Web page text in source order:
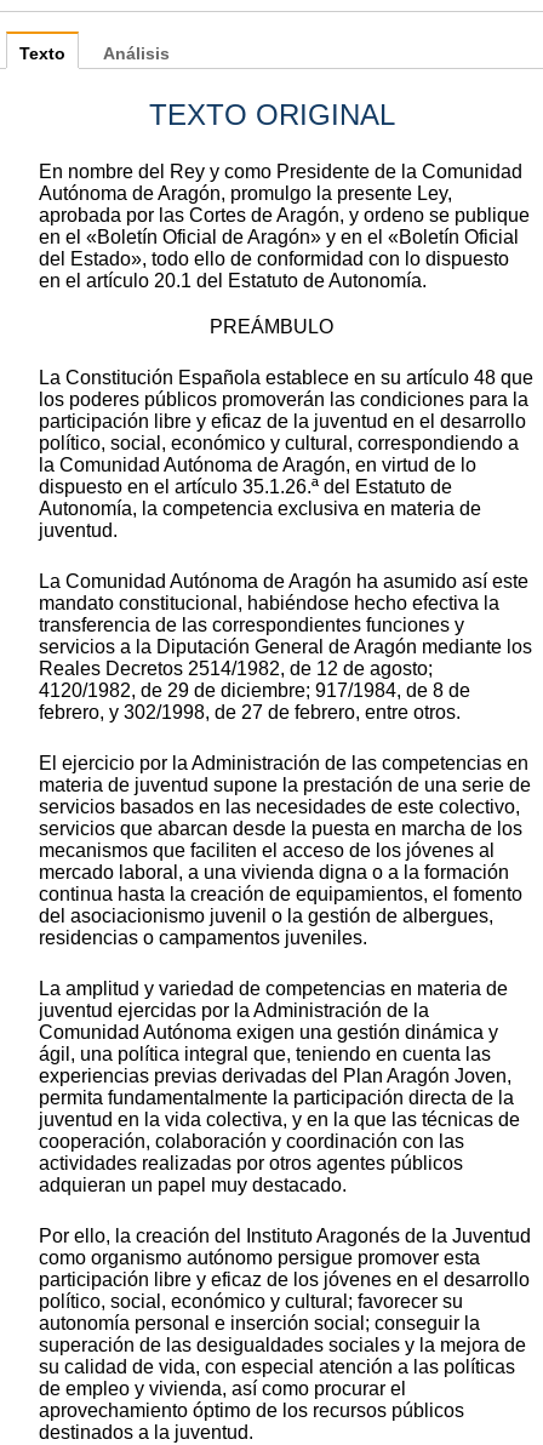
Texto
TEXTO ORIGINAL
En nombre del Rey y como Presidente de la Comunidad
Autónoma de Aragón, promulgo la presente Ley,
aprobada por las Cortes de Aragón, y ordeno se publique
en el «Boletín Oficial de Aragón» y en el «Boletín Oficial
del Estado», todo ello de conformidad con lo dispuesto
en el artículo 20.1 del Estatuto de Autonomía.
PREÁMBULO
La Constitución Española establece en su artículo 48 que
los poderes públicos promoverán las condiciones para la
participación libre y eficaz de la juventud en el desarrollo
político, social, económico y cultural, correspondiendo a
la Comunidad Autónoma de Aragón, en virtud de lo
dispuesto en el artículo 35.1.26.ª del Estatuto de
Autonomía, la competencia exclusiva en materia de
juventud.
La Comunidad Autónoma de Aragón ha asumido así este
mandato constitucional, habiéndose hecho efectiva la
transferencia de las correspondientes funciones y
servicios a la Diputación General de Aragón mediante los
Reales Decretos 2514/1982, de 12 de agosto;
4120/1982, de 29 de diciembre; 917/1984, de 8 de
febrero, y 302/1998, de 27 de febrero, entre otros.
El ejercicio por la Administración de las competencias en
materia de juventud supone la prestación de una serie de
servicios basados en las necesidades de este colectivo,
servicios que abarcan desde la puesta en marcha de los
mecanismos que faciliten el acceso de los jóvenes al
mercado laboral, a una vivienda digna o a la formación
continua hasta la creación de equipamientos, el fomento
del asociacionismo juvenil o la gestión de albergues,
residencias o campamentos juveniles.
La amplitud y variedad de competencias en materia de
juventud ejercidas por la Administración de la
Comunidad Autónoma exigen una gestión dinámica y
ágil, una política integral que, teniendo en cuenta las
experiencias previas derivadas del Plan Aragón Joven,
permita fundamentalmente la participación directa de la
juventud en la vida colectiva, y en la que las técnicas de
cooperación, colaboración y coordinación con las
actividades realizadas por otros agentes públicos
adquieran un papel muy destacado.
Por ello, la creación del Instituto Aragonés de la Juventud
como organismo autónomo persigue promover esta
participación libre y eficaz de los jóvenes en el desarrollo
político, social, económico y cultural; favorecer su
autonomía personal e inserción social; conseguir la
superación de las desigualdades sociales y la mejora de
su calidad de vida, con especial atención a las políticas
de empleo y vivienda, así como procurar el
aprovechamiento óptimo de los recursos públicos
destinados a la juventud.
Análisis